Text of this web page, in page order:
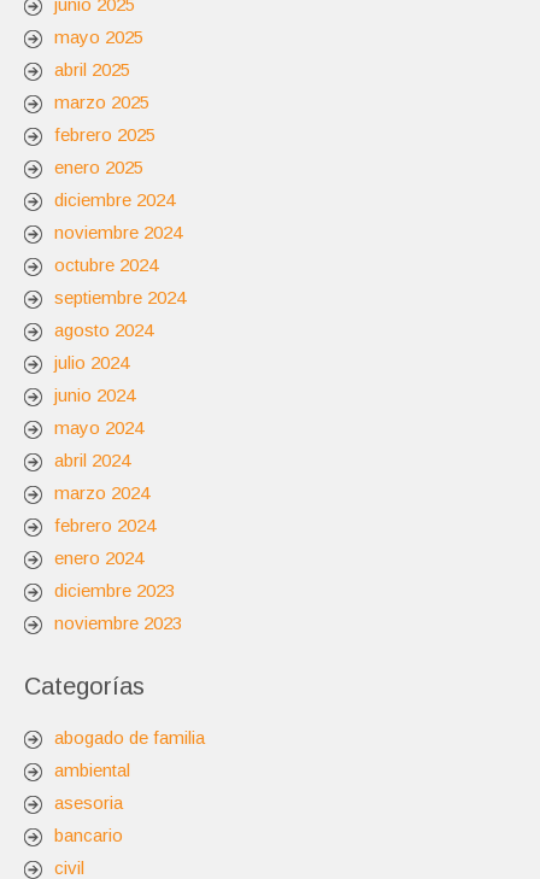
junio 2025
mayo 2025
abril 2025
marzo 2025
febrero 2025
enero 2025
diciembre 2024
noviembre 2024
octubre 2024
septiembre 2024
agosto 2024
julio 2024
junio 2024
mayo 2024
abril 2024
marzo 2024
febrero 2024
enero 2024
diciembre 2023
noviembre 2023
Categorías
abogado de familia
ambiental
asesoria
bancario
civil